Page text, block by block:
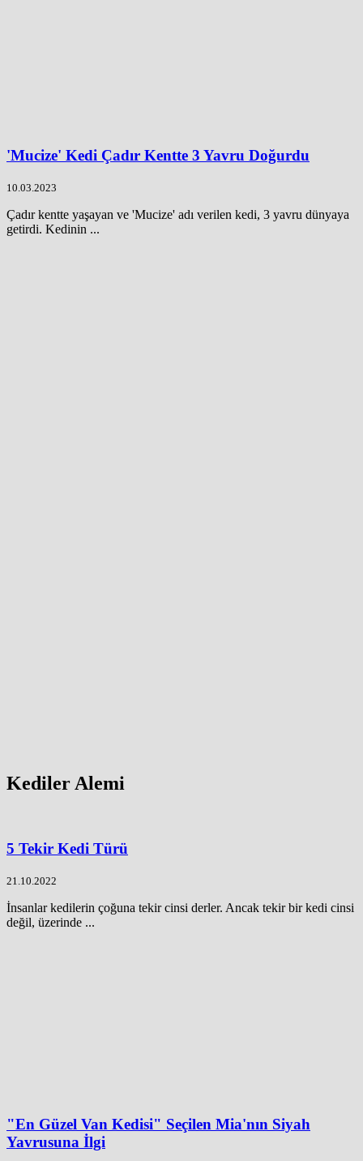
'Mucize' Kedi Çadır Kentte 3 Yavru Doğurdu
10.03.2023
Çadır kentte yaşayan ve 'Mucize' adı verilen kedi, 3 yavru dünyaya
getirdi. Kedinin ...
Kediler Alemi
5 Tekir Kedi Türü
21.10.2022
İnsanlar kedilerin çoğuna tekir cinsi derler. Ancak tekir bir kedi cinsi
değil, üzerinde ...
"En Güzel Van Kedisi" Seçilen Mia'nın Siyah
Yavrusuna İlgi